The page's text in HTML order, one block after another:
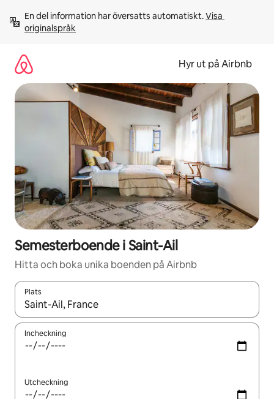
innehåll
En del information har översatts automatiskt. Visa
originalspråk
Hyr ut på Airbnb
Semesterboende i Saint-Ail
Hitta och boka unika boenden på Airbnb
Plats
När resultaten är tillgängliga kan du navigera med upp- och
Incheckning
Utcheckning